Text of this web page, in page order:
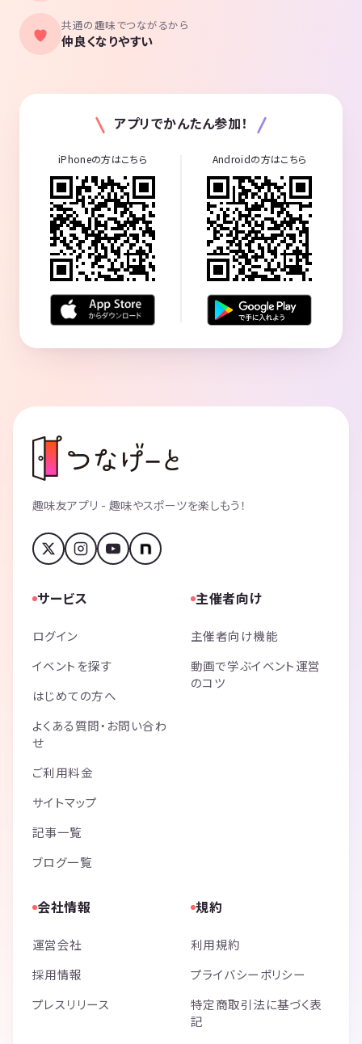
共通の趣味でつながるから
仲良くなりやすい
アプリでかんたん参加！
iPhoneの方はこちら Androidの方はこちら
趣味友アプリ - 趣味やスポーツを楽しもう！
サービス
ログイン
イベントを探す
はじめての方へ
よくある質問・お問い合わ
せ
ご利用料金
サイトマップ
記事一覧
ブログ一覧
主催者向け
主催者向け機能
動画で学ぶイベント運営
のコツ
会社情報
運営会社
採用情報
プレスリリース
規約
利用規約
プライバシーポリシー
特定商取引法に基づく表
記